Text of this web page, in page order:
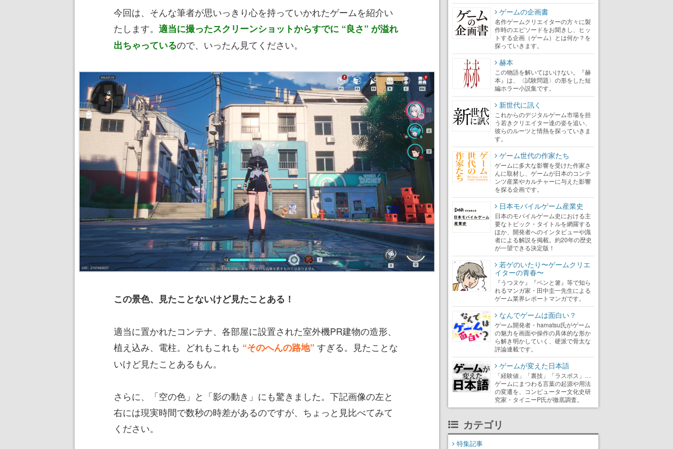
今回は、そんな筆者が思いっきり心を持っていかれたゲームを紹介い
たします。 適当に撮ったスクリーンショットからすでに “良さ” が溢れ
出ちゃっているので、いったん見てください。
この景色、見たことないけど見たことある！
適当に置かれたコンテナ、各部屋に設置された室外機PR建物の造形、
植え込み、電柱。どれもこれも “そのへんの路地” すぎる。見たことな
いけど見たことあるもん。
さらに、「空の色」と「影の動き」にも驚きました。下記画像の左と
右には現実時間で数秒の時差があるのですが、ちょっと見比べてみて
ください。
ゲームの企画書
名作ゲームクリエイターの方々に製
作時のエピソードをお聞きし、ヒッ
トする企画（ゲーム）とは何か？を
探っていきます。
赫本
この物語を解いてはいけない。『赫
本』は、〈試験問題〉の形をした短
編ホラー小説集です。
新世代に訊く
これからのデジタルゲーム市場を担
う若きクリエイター達の姿を追い、
彼らのルーツと情熱を探っていきま
す。
ゲーム世代の作家たち
ゲームに多大な影響を受けた作家さ
んに取材し、ゲームが日本のコンテ
ンツ産業やカルチャーに与えた影響
を探る企画です。
日本モバイルゲーム産業史
日本のモバイルゲーム史における主
要なトピック・タイトルを網羅する
ほか、開発者へのインタビューや識
者による解説を掲載。約20年の歴史
が一望できる決定版！
若ゲのいたり〜ゲームクリエ
イターの青春〜
『うつヌケ』『ペンと箸』等で知ら
れるマンガ家・田中圭一先生による
ゲーム業界レポートマンガです。
なんでゲームは面白い？
ゲーム開発者・hamatsu氏がゲーム
の魅力を画面や操作の具体的な形か
ら解き明かしていく、硬派で骨太な
評論連載です。
ゲームが変えた日本語
「経験値」「裏技」「ラスボス」…
ゲームにまつわる言葉の起源や用法
の変遷を、コンピューター文化史研
究家・タイニーP氏が徹底調査。
カテゴリ
特集記事